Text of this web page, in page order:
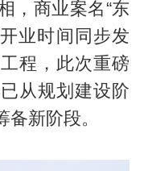
，商业案名“东
业时间同步发
程，此次重磅
从规划建设阶
新阶段。